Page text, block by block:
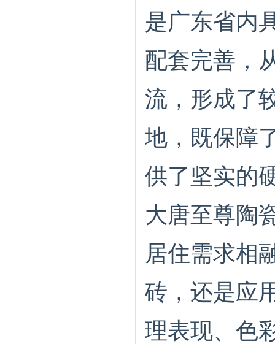
是广东省内
配套完善，
流，形成了
地，既保障
供了坚实的
大唐至尊陶
居住需求相
砖，还是应
理表现、色